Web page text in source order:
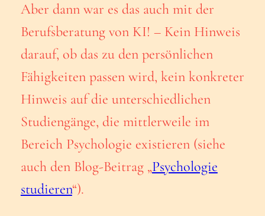
Aber dann war es das auch mit der
Berufsberatung von KI! – Kein Hinweis
darauf, ob das zu den persönlichen
Fähigkeiten passen wird, kein konkreter
Hinweis auf die unterschiedlichen
Studiengänge, die mittlerweile im
Bereich Psychologie existieren (siehe
auch den Blog-Beitrag „Psychologie
studieren“).